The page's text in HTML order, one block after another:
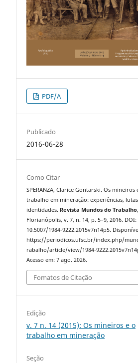
PDF/A
Publicado
2016-06-28
Como Citar
SPERANZA, Clarice Gontarski. Os mineiros
trabalho em mineração: experiências,
identidades. Revista Mundos do Trabalho,
Florianópolis, v. 7, n. 14, p. 5–9, 2016. DOI:
10.5007/1984-9222.2015v7n14p5.
https://periodicos.ufsc.br/index.php/
rabalho/article/view/1984-
Acesso em: 7 ago. 2026.
Fomatos de Citação
Edição
v. 7 n. 14 (2015): Os mineiros e o
trabalho em mineração
Seção